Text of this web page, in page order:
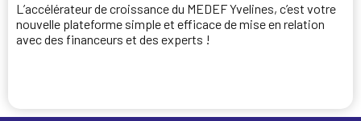
L’accélérateur de croissance du MEDEF Yvelines, c’est votre
nouvelle plateforme simple et efficace de mise en relation
avec des financeurs et des experts !